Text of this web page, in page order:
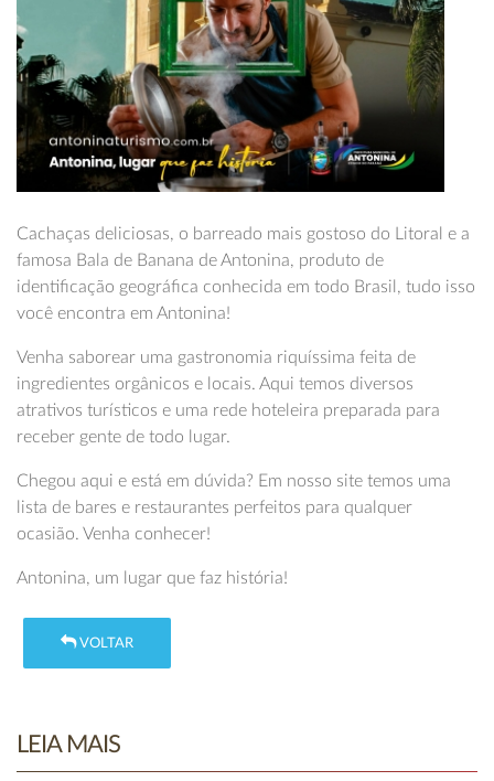
Cachaças deliciosas, o barreado mais gostoso do Litoral e a
famosa Bala de Banana de Antonina, produto de
identificação geográfica conhecida em todo Brasil, tudo isso
você encontra em Antonina!
Venha saborear uma gastronomia riquíssima feita de
ingredientes orgânicos e locais. Aqui temos diversos
atrativos turísticos e uma rede hoteleira preparada para
receber gente de todo lugar.
Chegou aqui e está em dúvida? Em nosso site temos uma
lista de bares e restaurantes perfeitos para qualquer
ocasião. Venha conhecer!
Antonina, um lugar que faz história!
VOLTAR
LEIA MAIS